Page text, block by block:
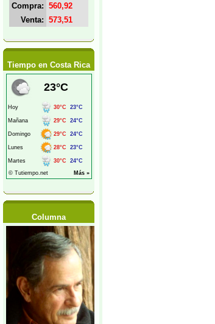
Compra: 560,92
Venta: 573,51
Tiempo en Costa Rica
Columna